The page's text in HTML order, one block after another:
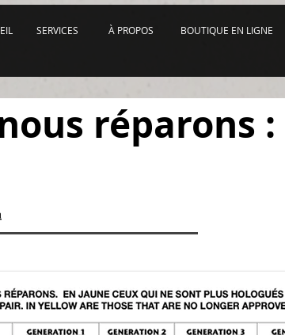
SERVICES À PROPOS BOUTIQUE EN LIGNE
réparons :